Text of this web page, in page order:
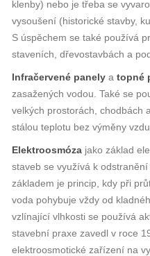
klenby) nebo je třeba se
vysoušení (historické stavby,
S úspěchem se také používá
staveních, dřevostavbách a
Infračervené panely a topné
zasažených vodou. Také se
velkých prostorách, chodbách
stálou teplotu bez výměny
Elektroosmóza jako základ
staveb se využívá k
základem je princip, kdy při
voda pohybuje vždy od
vzlínající vlhkosti se používá
stavební praxe zavedl v roce
elektroosmotické zařízení na